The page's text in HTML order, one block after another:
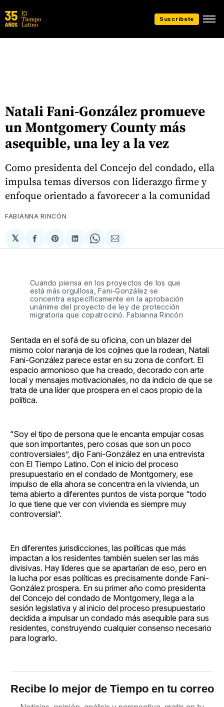
Suscríbete
Natali Fani-González promueve
un Montgomery County más
asequible, una ley a la vez
Como presidenta del Concejo del condado, ella
impulsa temas diversos con liderazgo firme y
enfoque orientado a favorecer a la comunidad
FABIANNA RINCÓN
𝕏
Compartir
en
Share
on
Compartir
en
Share
on
Compartir
via
Cuando piensa en los proyectos de los que
está más orgullosa, Fani-González se
concentra específicamente en la aprobación
unánime del proyecto de ley de protección
migratoria que copatrocinó. Fabianna Rincón
Sentada en el sofá de su oficina, con un blazer del
mismo color naranja de los cojines que la rodean, Natali
Fani-González parece estar en su zona de confort. El
espacio armonioso que ha creado, decorado con arte
local y mensajes motivacionales, no da indicio de que se
trata de una líder que prospera en el caos propio de la
política.
“Soy el tipo de persona que le encanta empujar cosas
que son importantes, pero cosas que son un poco
controversiales”, dijo Fani-González en una entrevista
con El Tiempo Latino. Con el inicio del proceso
presupuestario en el condado de Montgomery, ese
impulso de ella ahora se concentra en la vivienda, un
tema abierto a diferentes puntos de vista porque “todo
lo que tiene que ver con vivienda es siempre muy
controversial”.
En diferentes jurisdicciones, las políticas que más
impactan a los residentes también suelen ser las más
divisivas. Hay líderes que se apartarían de eso, pero en
la lucha por esas políticas es precisamente donde Fani-
González prospera. En su primer año como presidenta
del Concejo del condado de Montgomery, llega a la
sesión legislativa y al inicio del proceso presupuestario
decidida a impulsar un condado más asequible para sus
residentes, construyendo cualquier consenso necesario
para lograrlo.
Recibe lo mejor de Tiempo en tu correo